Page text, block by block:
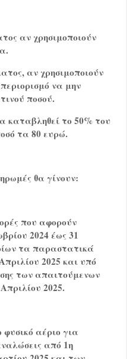
αν χρησιμοποιούν
αν χρησιμοποιούν
να μην
ποσού.
καταβληθεί το 50% του
τα 80 ευρώ.
θα γίνουν:
που αφορούν
2024 έως 31
τα παραστατικά
2025 και υπό
των απαιτούμενων
2025.
φυσικό αέριο για
από 1η